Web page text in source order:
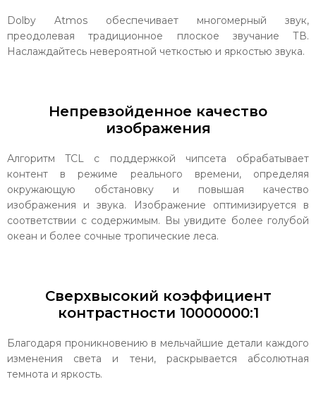
Dolby Atmos обеспечивает многомерный звук,
преодолевая традиционное плоское звучание ТВ.
Наслаждайтесь невероятной четкостью и яркостью звука.
Непревзойденное качество
изображения
Алгоритм TCL с поддержкой чипсета обрабатывает
контент в режиме реального времени, определяя
окружающую обстановку и повышая качество
изображения и звука. Изображение оптимизируется в
соответствии с содержимым. Вы увидите более голубой
океан и более сочные тропические леса.
Сверхвысокий коэффициент
контрастности 10000000:1
Благодаря проникновению в мельчайшие детали каждого
изменения света и тени, раскрывается абсолютная
темнота и яркость.